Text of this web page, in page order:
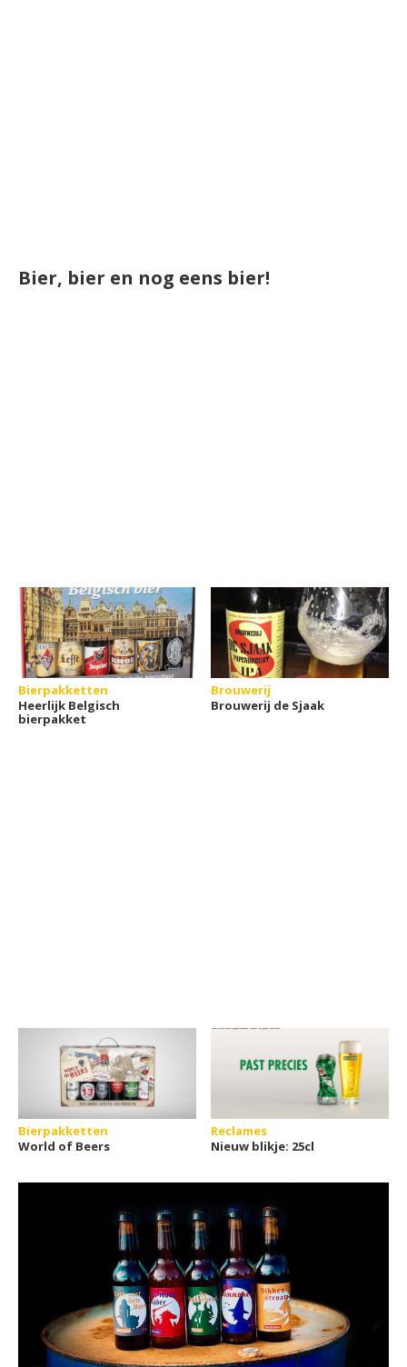
Bier, bier en nog eens bier!
Bierpakketten
Heerlijk Belgisch
bierpakket
Brouwerij
Brouwerij de Sjaak
Bierpakketten
World of Beers
Reclames
Nieuw blikje: 25cl